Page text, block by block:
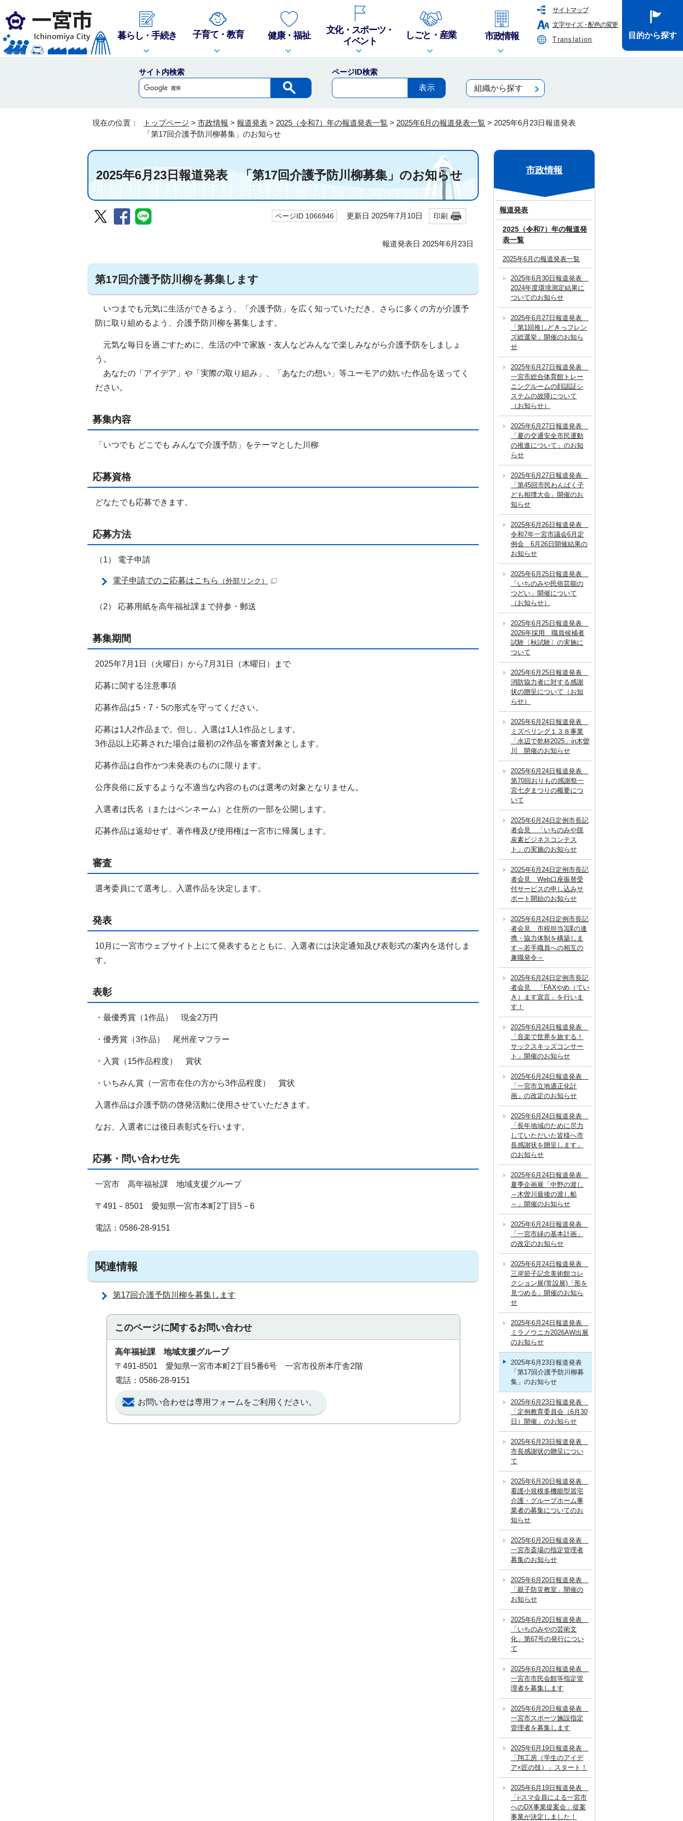
サイトマップ
文字サイズ・配色の変更
Translation
暮らし・手続き 子育て・教育 健康・福祉
文化・スポーツ・
イベント
しごと・産業 市政情報 目的から探す
サイト内検索
ページID検索
組織から探す
現在の位置： トップページ > 市政情報 > 報道発表 > 2025（令和7）年の報道発表一覧 > 2025年6月の報道発表一覧 > 2025年6月23日報道発表
「第17回介護予防川柳募集」のお知らせ
2025年6月23日報道発表 「第17回介護予防川柳募集」のお知らせ
ページID 1066946 更新日 2025年7月10日 印刷
報道発表日 2025年6月23日
第17回介護予防川柳を募集します
いつまでも元気に生活ができるよう、「介護予防」を広く知っていただき、さらに多くの方が介護予
防に取り組めるよう、介護予防川柳を募集します。
元気な毎日を過ごすために、生活の中で家族・友人などみんなで楽しみながら介護予防をしましょ
う。
あなたの「アイデア」や「実際の取り組み」、「あなたの想い」等ユーモアの効いた作品を送ってく
ださい。
募集内容
「いつでも どこでも みんなで介護予防」をテーマとした川柳
応募資格
どなたでも応募できます。
応募方法
（1） 電子申請
電子申請でのご応募はこちら （外部リンク）
（2） 応募用紙を高年福祉課まで持参・郵送
募集期間
2025年7月1日（火曜日）から7月31日（木曜日）まで
応募に関する注意事項
応募作品は5・7・5の形式を守ってください。
応募は1人2作品まで。但し、入選は1人1作品とします。
3作品以上応募された場合は最初の2作品を審査対象とします。
応募作品は自作かつ未発表のものに限ります。
公序良俗に反するような不適当な内容のものは選考の対象となりません。
入選者は氏名（またはペンネーム）と住所の一部を公開します。
応募作品は返却せず、著作権及び使用権は一宮市に帰属します。
審査
選考委員にて選考し、入選作品を決定します。
発表
10月に一宮市ウェブサイト上にて発表するとともに、入選者には決定通知及び表彰式の案内を送付しま
す。
表彰
・最優秀賞（1作品） 現金2万円
・優秀賞（3作品） 尾州産マフラー
・入賞（15作品程度） 賞状
・いちみん賞（一宮市在住の方から3作品程度） 賞状
入選作品は介護予防の啓発活動に使用させていただきます。
なお、入選者には後日表彰式を行います。
応募・問い合わせ先
一宮市 高年福祉課 地域支援グループ
〒491－8501 愛知県一宮市本町2丁目5－6
電話：0586-28-9151
関連情報
第17回介護予防川柳を募集します
このページに関するお問い合わせ
高年福祉課 地域支援グループ
〒491-8501 愛知県一宮市本町2丁目5番6号 一宮市役所本庁舎2階
電話：0586-28-9151
お問い合わせは専用フォームをご利用ください。
市政情報
報道発表
2025（令和7）年の報道発
表一覧
2025年6月の報道発表一覧
2025年6月30日報道発表
2024年度環境測定結果に
ついてのお知らせ
2025年6月27日報道発表
「第1回推しどきっフレン
ズ総選挙」開催のお知ら
せ
2025年6月27日報道発表
一宮市総合体育館トレー
ニングルームの顔認証シ
ステムの故障について
（お知らせ）
2025年6月27日報道発表
「夏の交通安全市民運動
の推進について」のお知
らせ
2025年6月27日報道発表
「第45回市民わんぱく子
ども相撲大会」開催のお
知らせ
2025年6月26日報道発表
令和7年一宮市議会6月定
例会 6月26日開催結果の
お知らせ
2025年6月25日報道発表
「いちのみや民俗芸能の
つどい」開催について
（お知らせ）
2025年6月25日報道発表
2026年採用 職員候補者
試験〔秋試験〕の実施に
ついて
2025年6月25日報道発表
消防協力者に対する感謝
状の贈呈について（お知
らせ）
2025年6月24日報道発表
ミズベリング１３８事業
「水辺で乾杯2025」in木曽
川 開催のお知らせ
2025年6月24日報道発表
第70回おりもの感謝祭一
宮七夕まつりの概要につ
いて
2025年6月24日定例市長記
者会見 「いちのみや脱
炭素ビジネスコンテス
ト」の実施のお知らせ
2025年6月24日定例市長記
者会見 Web口座振替受
付サービスの申し込みサ
ポート開始のお知らせ
2025年6月24日定例市長記
者会見 市税担当3課の連
携・協力体制を構築しま
す～若手職員への相互の
兼職発令～
2025年6月24日定例市長記
者会見 「FAXやめ（てい
き）ます宣言」を行いま
す！
2025年6月24日報道発表
「音楽で世界を旅する！
サックスキッズコンサー
ト」開催のお知らせ
2025年6月24日報道発表
「一宮市立地適正化計
画」の改定のお知らせ
2025年6月24日報道発表
「長年地域のために尽力
していただいた皆様へ市
長感謝状を贈呈します」
のお知らせ
2025年6月24日報道発表
夏季企画展「中野の渡し
～木曽川最後の渡し船
～」開催のお知らせ
2025年6月24日報道発表
「一宮市緑の基本計画」
の改定のお知らせ
2025年6月24日報道発表
三岸節子記念美術館コレ
クション展(常設展)「形を
見つめる」開催のお知ら
せ
2025年6月24日報道発表
ミラノウニカ2026AW出展
のお知らせ
2025年6月23日報道発表
「第17回介護予防川柳募
集」のお知らせ
2025年6月23日報道発表
「定例教育委員会（6月30
日）開催」のお知らせ
2025年6月23日報道発表
市長感謝状の贈呈につい
て
2025年6月20日報道発表
看護小規模多機能型居宅
介護・グループホーム事
業者の募集についてのお
知らせ
2025年6月20日報道発表
一宮市斎場の指定管理者
募集のお知らせ
2025年6月20日報道発表
「親子防災教室」開催の
お知らせ
2025年6月20日報道発表
「いちのみやの芸術文
化」第67号の発行につい
て
2025年6月20日報道発表
一宮市市民会館等指定管
理者を募集します
2025年6月20日報道発表
一宮市スポーツ施設指定
管理者を募集します
2025年6月19日報道発表
「翔工房（学生のアイデ
ア×匠の技）」スタート！
2025年6月19日報道発表
「i-スマ会員による一宮市
へのDX事業提案会」提案
事業が決定しました！